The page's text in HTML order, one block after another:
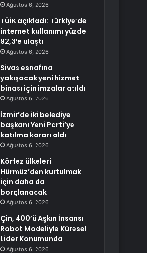
Ağustos 6, 2026
TÜİK açıkladı: Türkiye’de
internet kullanımı yüzde
92,3’e ulaştı
Ağustos 6, 2026
Sivas esnafına
yakışacak yeni hizmet
binası için imzalar atıldı
Ağustos 6, 2026
İzmir’de iki belediye
başkanı Yeni Parti’ye
katılma kararı aldı
Ağustos 6, 2026
Körfez ülkeleri
Hürmüz’den kurtulmak
için daha da
borçlanacak
Ağustos 6, 2026
Çin, 400’ü Aşkın İnsansı
Robot Modeliyle Küresel
Lider Konumunda
Ağustos 6, 2026